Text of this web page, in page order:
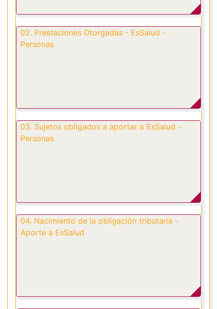
02. Prestaciones Otorgadas - EsSalud -
Personas
03. Sujetos obligados a aportar a EsSalud -
Personas
04. Nacimiento de la obligación tributaria -
Aporte a EsSalud